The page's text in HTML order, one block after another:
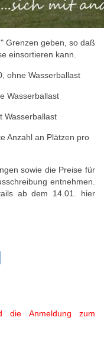
Grenzen geben, so daß
einsortieren kann.
ohne Wasserballast
Wasserballast
Wasserballast
Anzahl an Plätzen pro
sowie die Preise für
entnehmen.
ab dem 14.01. hier
die Anmeldung zum